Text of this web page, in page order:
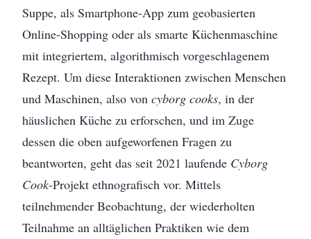
Suppe, als Smartphone-­App zum geobasierten
Online-Shopping oder als smarte Küchenmaschine
mit integriertem, algorithmisch vorgeschlagenem
Rezept. Um diese Inter­aktionen zwischen Menschen
und Maschinen, also voncyborg cooks, in der
häuslichen Küche zu erforschen, und im Zuge
dessen die oben aufgeworfenen Fragen zu
beantworten, geht das seit 2021 laufende Cyborg
Cook­-Projekt ethnografisch vor. Mittels
teilnehmender Beobachtung, der wiederholten
Teilnahme an alltäglichen Praktiken wie dem